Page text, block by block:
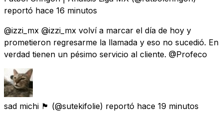
reportó hace 16 minutos
@izzi_mx @izzi_mx volví a marcar el día de hoy y
prometieron regresarme la llamada y eso no sucedió. En
verdad tienen un pésimo servicio al cliente. @Profeco
sad michi 🏴 (@sutekifolie) reportó hace 19 minutos